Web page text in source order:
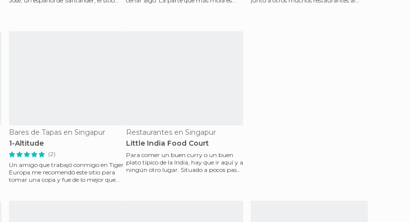
Bares de Tapas en Singapur
1-Altitude
(2)
Un amigo que trabajó conmigo en Tiger
Europa me recomendó este sitio para
tomar una copa y fue de lo mejor que
Restaurantes en Singapur
Little India Food Court
Para comer un buen curry o un buen
plato típico de la India, hay que ir aquí y a
ningún otro lugar. Situado a pocos pasos